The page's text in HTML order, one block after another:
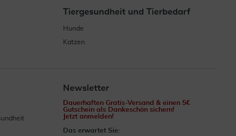
Tiergesundheit und Tierbedarf
Hunde
Katzen
Newsletter
Dauerhaften Gratis-Versand & einen 5€
Gutschein als Dankeschön sichern!
Jetzt anmelden!
Das erwartet Sie: